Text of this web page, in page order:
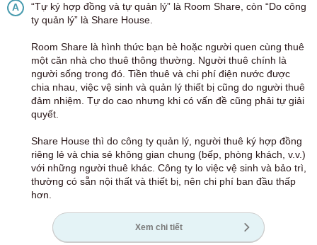
A
“Tự ký hợp đồng và tự quản lý” là Room Share, còn “Do công
ty quản lý” là Share House.
Room Share là hình thức bạn bè hoặc người quen cùng thuê
một căn nhà cho thuê thông thường. Người thuê chính là
người sống trong đó. Tiền thuê và chi phí điện nước được
chia nhau, việc vệ sinh và quản lý thiết bị cũng do người thuê
đảm nhiệm. Tự do cao nhưng khi có vấn đề cũng phải tự giải
quyết.
Share House thì do công ty quản lý, người thuê ký hợp đồng
riêng lẻ và chia sẻ không gian chung (bếp, phòng khách, v.v.)
với những người thuê khác. Công ty lo việc vệ sinh và bảo trì,
thường có sẵn nội thất và thiết bị, nên chi phí ban đầu thấp
hơn.
Xem chi tiết